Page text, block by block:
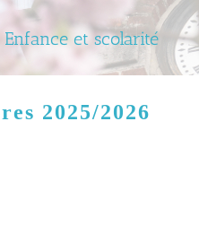
Enfance et scolarité
2025/2026